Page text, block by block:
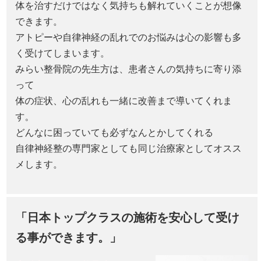
体を治すだけではなく気持ちも解れていくことが想像
できます。
アトピーや自律神経の乱れでのお悩みは心の影響も多
く受けてしまいます。
みらい整骨院の先生方は、患者さんの気持ちに寄り添
って
体の症状、心の乱れも一緒に改善まで導いてくれま
す。
どんなに困っていても必ずなんとかしてくれる
自律神経整の専門家としても同じ治療家としてオスス
メします。
「日本トップクラスの施術を安心して受け
る事ができます。」